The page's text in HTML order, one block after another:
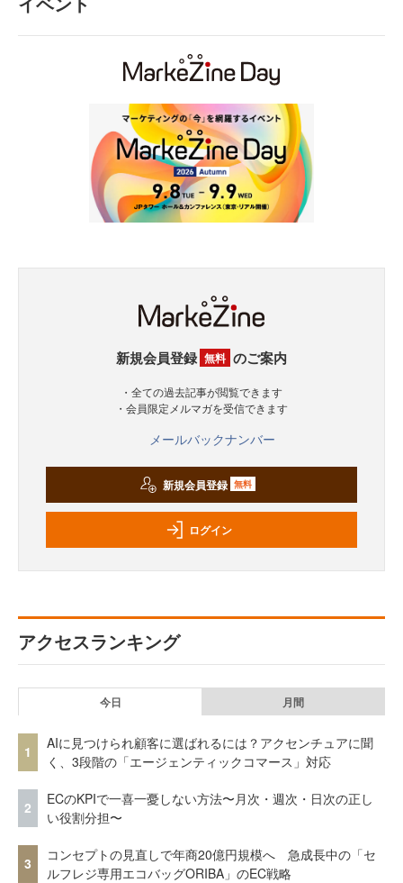
新規会員登録 無料 のご案内
・全ての過去記事が閲覧できます
・会員限定メルマガを受信できます
メールバックナンバー
新規会員登録 無料
ログイン
アクセスランキング
今日 月間
1
AIに見つけられ顧客に選ばれるには？アクセンチュアに聞
く、3段階の「エージェンティックコマース」対応
2
ECのKPIで一喜一憂しない方法〜月次・週次・日次の正し
い役割分担〜
3
コンセプトの見直しで年商20億円規模へ 急成長中の「セ
ルフレジ専用エコバッグORIBA」のEC戦略